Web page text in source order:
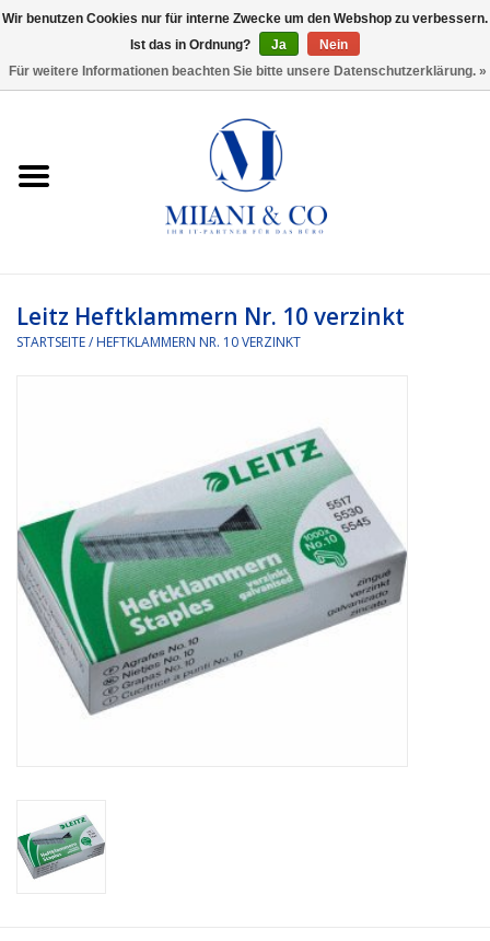
Bürobedarf
Ordnen und Registrieren
Rund um den Schreibtisch
Bürobedarf
Druckerzubehör
Büroeinrichtung
Leitz Heftklammern Nr. 10 verzinkt
STARTSEITE/ HEFTKLAMMERN NR. 10 VERZINKT
Wir benutzen Cookies nur für interne Zwecke um den Webshop zu verbessern.
Ist das in Ordnung?
Ja
Nein
Für weitere Informationen beachten Sie bitte unsere Datenschutzerklärung. »